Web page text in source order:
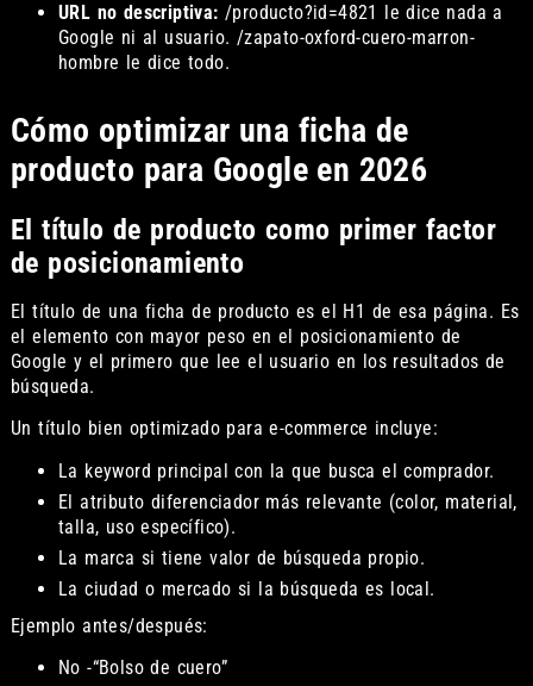
URL no descriptiva: /producto?id=4821 le dice nada a
Google ni al usuario. /zapato-oxford-cuero-marron-
hombre le dice todo.
Cómo optimizar una ficha de
producto para Google en 2026
El título de producto como primer factor
de posicionamiento
El título de una ficha de producto es el H1 de esa página. Es
el elemento con mayor peso en el posicionamiento de
Google y el primero que lee el usuario en los resultados de
búsqueda.
Un título bien optimizado para e-commerce incluye:
La keyword principal con la que busca el comprador.
El atributo diferenciador más relevante (color, material,
talla, uso específico).
La marca si tiene valor de búsqueda propio.
La ciudad o mercado si la búsqueda es local.
Ejemplo antes/después:
No -“Bolso de cuero”